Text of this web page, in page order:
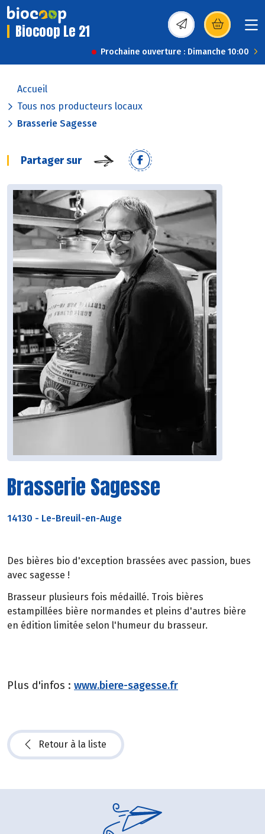
Biocoop Le 21 (s’ouvre dans une
Prochaine ouverture : Dimanche 10:00
Accueil
Tous nos producteurs locaux
Brasserie Sagesse
Partager sur
Brasserie Sagesse
14130 - Le-Breuil-en-Auge
Des bières bio d'exception brassées avec passion, bues
avec sagesse !
Brasseur plusieurs fois médaillé. Trois bières
estampillées bière normandes et pleins d'autres bière
en édition limitée selon l'humeur du brasseur.
Plus d'infos : www.biere-sagesse.fr
Retour à la liste